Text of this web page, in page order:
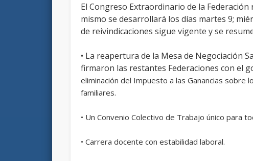
El Congreso Extraordinario de la
mismo se desarrollará los días martes 9;
de reivindicaciones sigue vigente y se
• La reapertura de la Mesa de Negociación
firmaron las restantes Federaciones con el
eliminación del Impuesto a las Ganancias sobre
familiares.
• Un Convenio Colectivo de Trabajo único para
• Carrera docente con estabilidad laboral.